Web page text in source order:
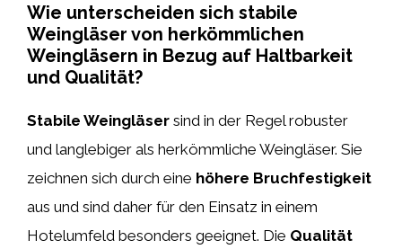
Wie unterscheiden sich stabile
Weingläser von herkömmlichen
Weingläsern in Bezug auf Haltbarkeit
und Qualität?
Stabile Weingläser sind in der Regel robuster
und langlebiger als herkömmliche Weingläser. Sie
zeichnen sich durch eine höhere Bruchfestigkeit
aus und sind daher für den Einsatz in einem
Hotelumfeld besonders geeignet. Die Qualität